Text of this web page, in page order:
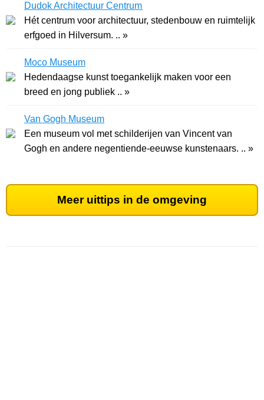
Dudok Architectuur Centrum
Hét centrum voor architectuur, stedenbouw en ruimtelijk
erfgoed in Hilversum. .. »
Moco Museum
Hedendaagse kunst toegankelijk maken voor een
breed en jong publiek .. »
Van Gogh Museum
Een museum vol met schilderijen van Vincent van
Gogh en andere negentiende-eeuwse kunstenaars. .. »
Meer uittips in de omgeving